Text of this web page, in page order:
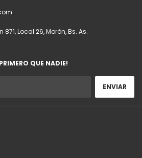
Local 26, Morón, Bs. As.
QUE NADIE!